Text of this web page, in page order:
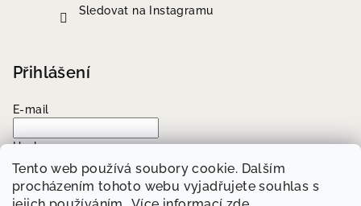
Tento web používá soubory cookie. Dalším
procházením tohoto webu vyjadřujete souhlas s
Sledovat na Instagramu
Přihlášení
E-mail
Heslo
Přihlásit se